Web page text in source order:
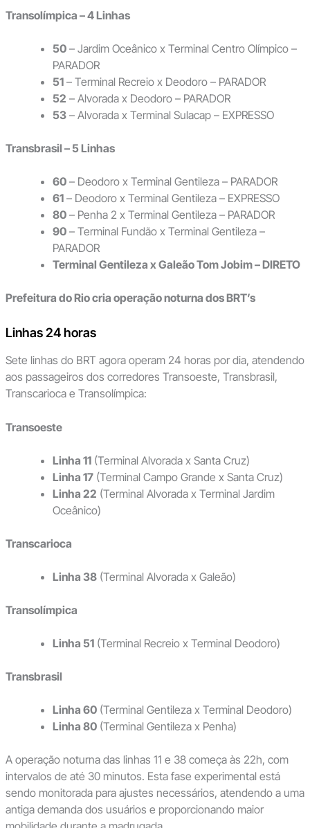
Transolímpica – 4 Linhas
50– Jardim Oceânico x Terminal Centro Olímpico –
PARADOR
51– Terminal Recreio x Deodoro – PARADOR
52 – Alvorada x Deodoro – PARADOR
53– Alvorada x Terminal Sulacap – EXPRESSO
Transbrasil – 5 Linhas
60– Deodoro x Terminal Gentileza – PARADOR
61– Deodoro x Terminal Gentileza – EXPRESSO
80– Penha 2 x Terminal Gentileza – PARADOR
90– Terminal Fundão x Terminal Gentileza –
PARADOR
Terminal Gentileza x Galeão Tom Jobim – DIRETO
Prefeitura do Rio cria operação noturna dos BRT’s
Linhas 24 horas
Sete linhas do BRT agora operam 24 horas por dia, atendendo
aos passageiros dos corredores Transoeste, Transbrasil,
Transcarioca e Transolímpica:
Transoeste
Linha 11(Terminal Alvorada x Santa Cruz)
Linha 17(Terminal Campo Grande x Santa Cruz)
Linha 22 (Terminal Alvorada x Terminal Jardim
Oceânico)
Transcarioca
Linha 38(Terminal Alvorada x Galeão)
Transolímpica
Linha 51(Terminal Recreio x Terminal Deodoro)
Transbrasil
Linha 60(Terminal Gentileza x Terminal Deodoro)
Linha 80(Terminal Gentileza x Penha)
A operação noturna das linhas 11 e 38 começa às 22h, com
intervalos de até 30 minutos. Esta fase experimental está
sendo monitorada para ajustes necessários, atendendo a uma
antiga demanda dos usuários e proporcionando maior